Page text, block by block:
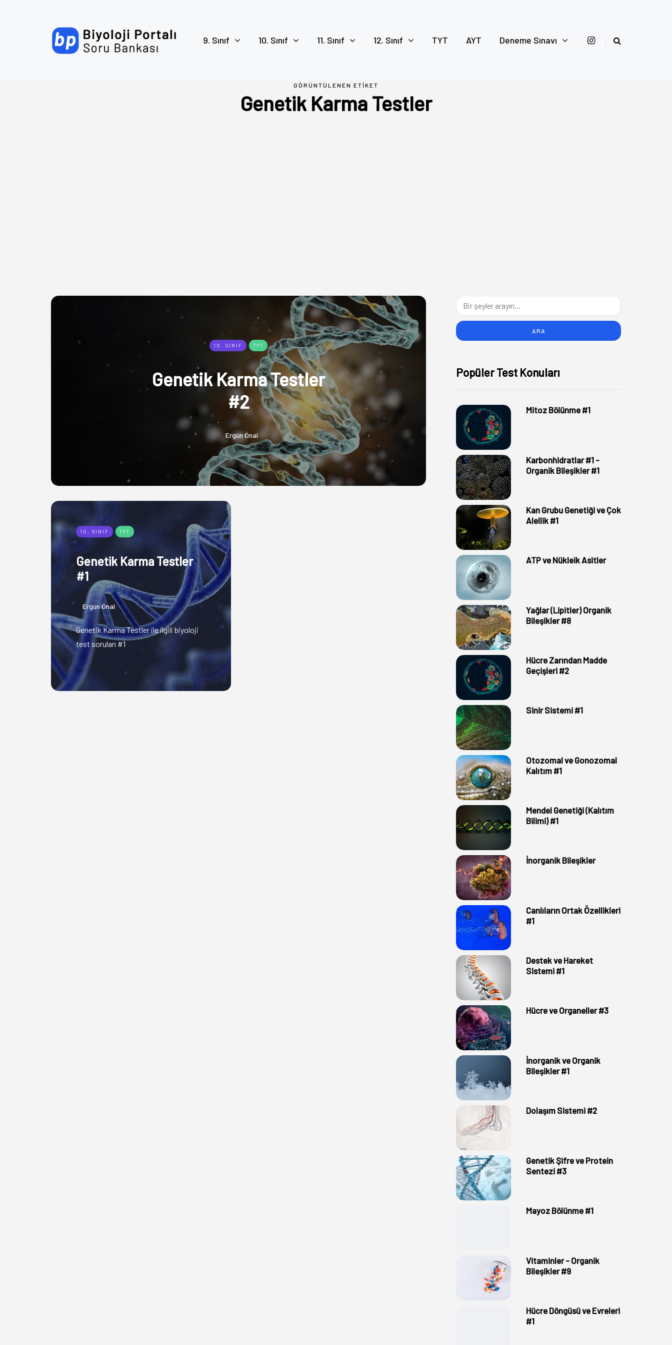
9. Sınıf 10. Sınıf 11. Sınıf 12. Sınıf TYT AYT Deneme Sınavı
GÖRÜNTÜLENEN ETIKET
Genetik Karma Testler
10. SINIF TYT
Genetik Karma Testler
#2
Ergün Önal
10. SINIF TYT
Genetik Karma Testler
#1
Ergün Önal
Genetik Karma Testler ile ilgili biyoloji
test soruları #1
Popüler Test Konuları
Mitoz Bölünme #1
Karbonhidratlar #1 -
Organik Bileşikler #1
Kan Grubu Genetiği ve Çok
Alellik #1
ATP ve Nükleik Asitler
Yağlar (Lipitler) Organik
Bileşikler #8
Hücre Zarından Madde
Geçişleri #2
Sinir Sistemi #1
Otozomal ve Gonozomal
Kalıtım #1
Mendel Genetiği (Kalıtım
Bilimi) #1
İnorganik Bileşikler
Canlıların Ortak Özellikleri
#1
Destek ve Hareket
Sistemi #1
Hücre ve Organeller #3
İnorganik ve Organik
Bileşikler #1
Dolaşım Sistemi #2
Genetik Şifre ve Protein
Sentezi #3
Mayoz Bölünme #1
Vitaminler - Organik
Bileşikler #9
Hücre Döngüsü ve Evreleri
#1